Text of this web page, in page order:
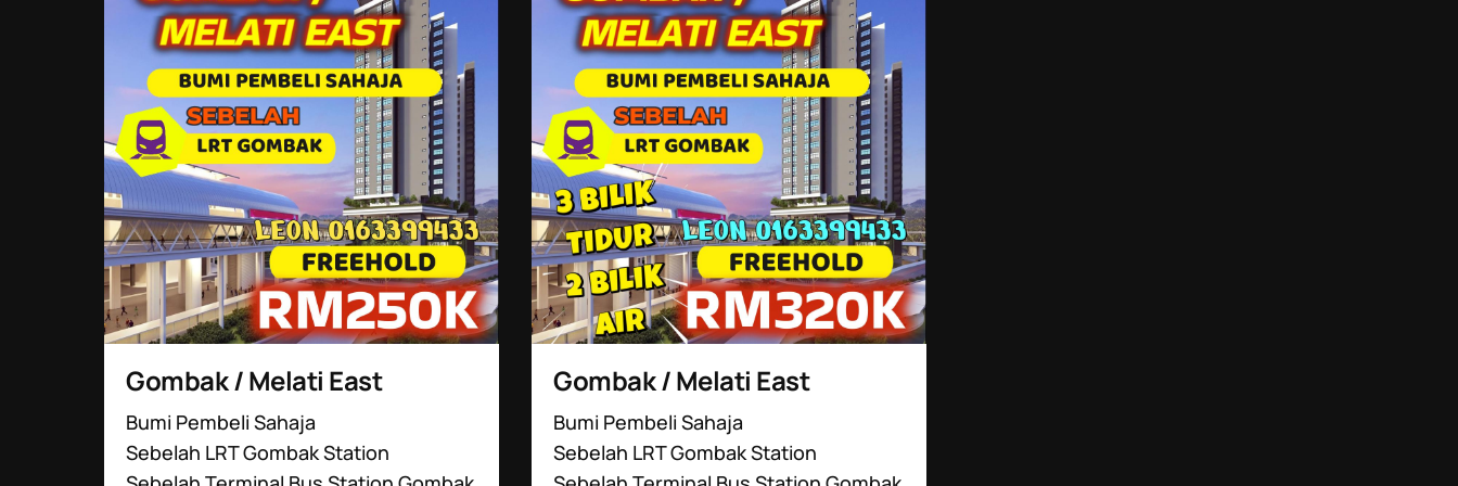
Gombak / Melati East
Bumi Pembeli Sahaja
Sebelah LRT Gombak Station
Gombak / Melati East
Bumi Pembeli Sahaja
Sebelah LRT Gombak Station